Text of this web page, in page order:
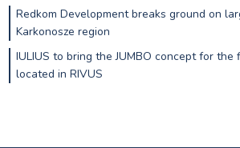
Redkom Development breaks ground on
Karkonosze region
IULIUS to bring the JUMBO concept for the
located in RIVUS